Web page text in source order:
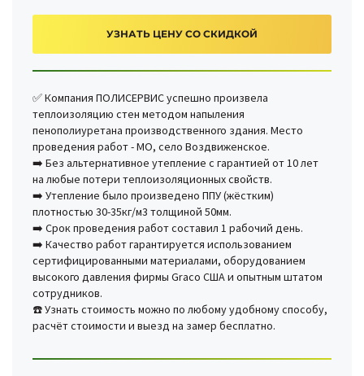
УЗНАТЬ ЦЕНУ СО СКИДКОЙ
✅ Компания ПОЛИСЕРВИС успешно произвела
теплоизоляцию стен методом напыления
пенополиуретана производственного здания. Место
проведения работ - МО, село Воздвиженское.
➡️ Без альтернативное утепление с гарантией от 10 лет
на любые потери теплоизоляционных свойств.
➡️ Утепление было произведено ППУ (жёстким)
плотностью 30-35кг/м3 толщиной 50мм.
➡️ Срок проведения работ составил 1 рабочий день.
➡️ Качество работ гарантируется использованием
сертифицированными материалами, оборудованием
высокого давления фирмы Graco США и опытным штатом
сотрудников.
☎️ Узнать стоимость можно по любому удобному способу,
расчёт стоимости и выезд на замер бесплатно.